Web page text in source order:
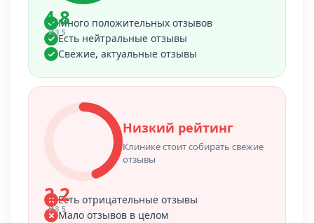
4.8
ИЗ 5
Много положительных отзывов
Есть нейтральные отзывы
Свежие, актуальные отзывы
2.2
ИЗ 5
Низкий рейтинг
Клинике стоит собирать свежие
отзывы
Есть отрицательные отзывы
Мало отзывов в целом